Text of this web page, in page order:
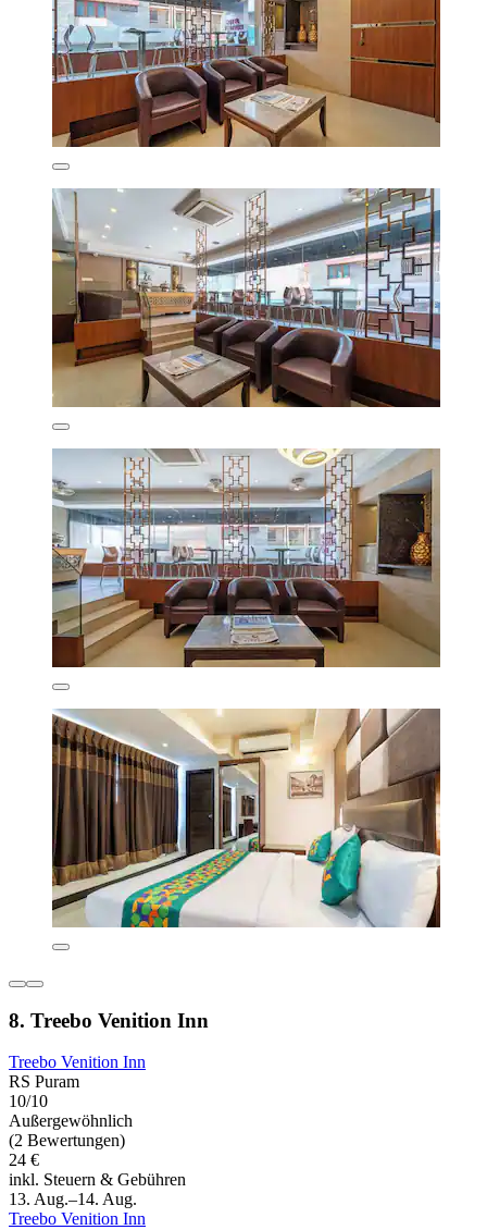
8. Treebo Venition Inn
Treebo Venition Inn
RS Puram
10/10
Außergewöhnlich
(2 Bewertungen)
24 €
inkl. Steuern & Gebühren
13. Aug.–14. Aug.
Treebo Venition Inn